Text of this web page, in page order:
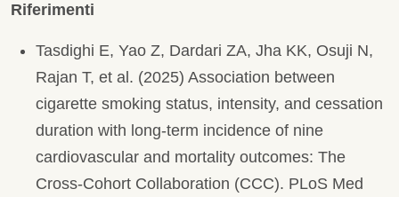
Riferimenti
Tasdighi E, Yao Z, Dardari ZA, Jha KK, Osuji N,
Rajan T, et al. (2025) Association between
cigarette smoking status, intensity, and cessation
duration with long-term incidence of nine
cardiovascular and mortality outcomes: The
Cross-Cohort Collaboration (CCC). PLoS Med